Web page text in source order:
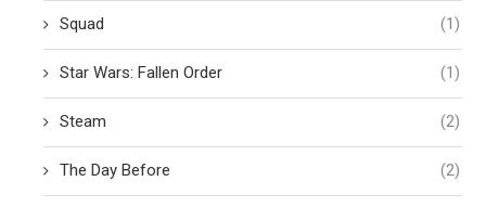
Squad (1)
Star Wars: Fallen Order (1)
Steam (2)
The Day Before (2)